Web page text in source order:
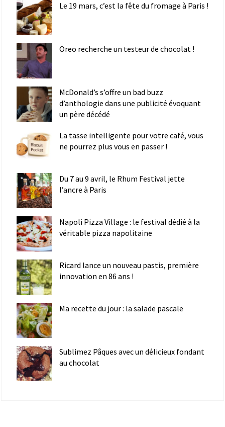
Le 19 mars, c’est la fête du fromage à Paris !
Oreo recherche un testeur de chocolat !
McDonald’s s’offre un bad buzz
d’anthologie dans une publicité évoquant
un père décédé
La tasse intelligente pour votre café, vous
ne pourrez plus vous en passer !
Du 7 au 9 avril, le Rhum Festival jette
l’ancre à Paris
Napoli Pizza Village : le festival dédié à la
véritable pizza napolitaine
Ricard lance un nouveau pastis, première
innovation en 86 ans !
Ma recette du jour : la salade pascale
Sublimez Pâques avec un délicieux fondant
au chocolat